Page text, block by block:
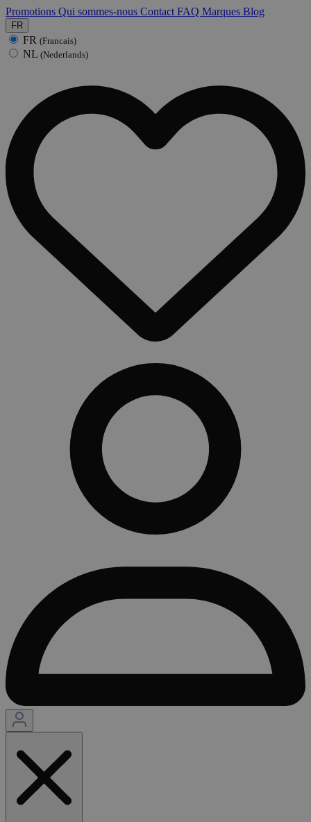
Promotions Qui sommes-nous Contact FAQ Marques Blog
FR
FR (Francais)
NL (Nederlands)